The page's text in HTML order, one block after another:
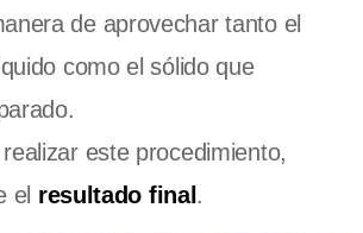
de aprovechar tanto el
como el sólido que
este procedimiento,
el resultado final.